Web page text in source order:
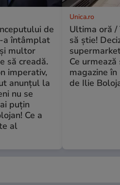
de
a întâmplat
multor
să creadă.
imperativ,
anunțul la
nu se
puțin
Ce a
al
Unica.ro
Ultima oră /
să știe!
Ce
magazine
de Ilie